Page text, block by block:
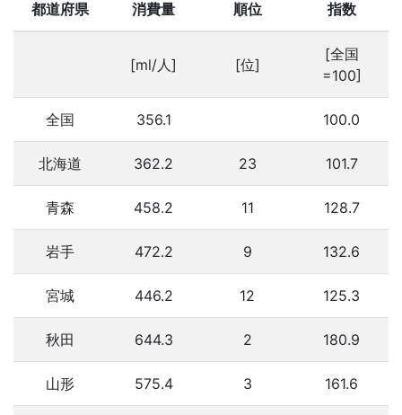
都道府県 消費量 順位 指数
[ml/人] [位]
[全国
=100]
全国 356.1 100.0
北海道 362.2 23 101.7
青森 458.2 11 128.7
岩手 472.2 9 132.6
宮城 446.2 12 125.3
秋田 644.3 2 180.9
山形 575.4 3 161.6